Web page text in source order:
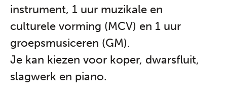
instrument, 1 uur muzikale en
culturele vorming (MCV) en 1 uur
groepsmusiceren (GM).
Je kan kiezen voor koper, dwarsfluit,
slagwerk en piano.